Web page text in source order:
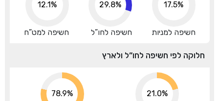
17.5%
חשיפה למניות
29.8%
חשיפה לחו”ל
12.1%
חשיפה למט”ח
חלוקה לפי חשיפה לחו”ל ולארץ
21.0%
78.9%